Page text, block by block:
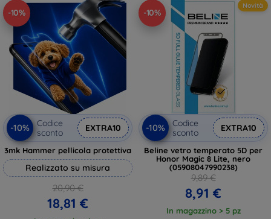
-10%
-10%
Codice
sconto
EXTRA10
3mk Hammer pellicola protettiva
Realizzato su misura
20,90 €
18,81 €
-10%
Novità
-10%
Codice
sconto
EXTRA10
Beline vetro temperato 5D per
Honor Magic 8 Lite, nero
(05908047990238)
9,89 €
8,91 €
In magazzino > 5 pz